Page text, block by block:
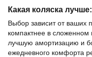
Какая коляска
Выбор зависит от ваших
компактнее в сложенном
лучшую амортизацию и
ежедневного комфорта